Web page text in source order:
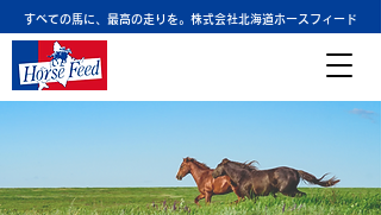
すべての馬に、最高の走りを。株式会社北海道ホースフィード